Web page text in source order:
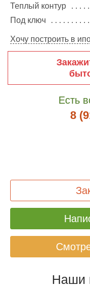
Теплый контур
Под ключ
Хочу построить в
Есть
8
Наши